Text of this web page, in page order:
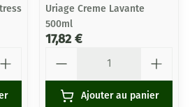
Uriage Creme Lavante
500ml
17,82 €
Ajouter au panier